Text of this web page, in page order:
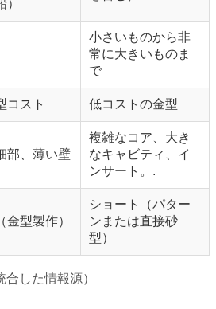
）
小さいものから非
常に大きいものま
で
コスト 低コストの金型
部、薄い壁
複雑なコア、大き
なキャビティ、イ
ンサート。.
金型製作）
ショート（パター
ンまたは直接砂
型）
合した情報源）